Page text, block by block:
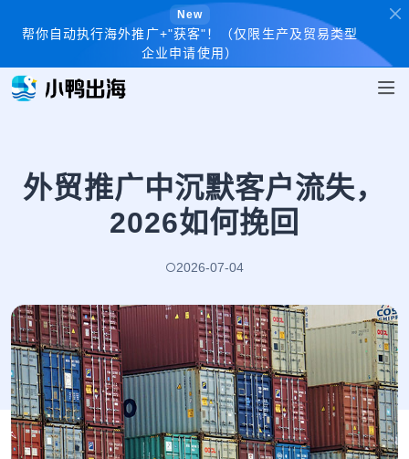
New
帮你自动执行海外推广+"获客"！（仅限生产及贸易类型
企业申请使用）
外贸推广中沉默客户流失，
2026如何挽回
2026-07-04